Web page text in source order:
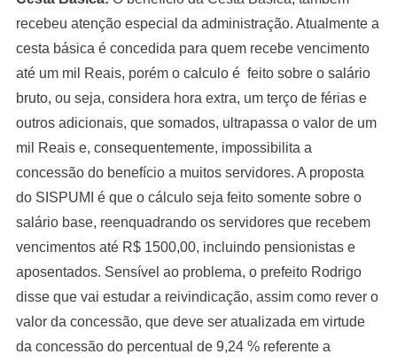
recebeu atenção especial da administração. Atualmente a
cesta básica é concedida para quem recebe vencimento
até um mil Reais, porém o calculo é feito sobre o salário
bruto, ou seja, considera hora extra, um terço de férias e
outros adicionais, que somados, ultrapassa o valor de um
mil Reais e, consequentemente, impossibilita a
concessão do benefício a muitos servidores. A proposta
do SISPUMI é que o cálculo seja feito somente sobre o
salário base, reenquadrando os servidores que recebem
vencimentos até R$ 1500,00, incluindo pensionistas e
aposentados. Sensível ao problema, o prefeito Rodrigo
disse que vai estudar a reivindicação, assim como rever o
valor da concessão, que deve ser atualizada em virtude
da concessão do percentual de 9,24 % referente a